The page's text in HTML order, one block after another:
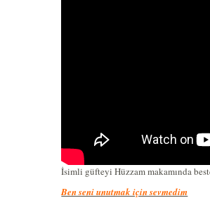
İsimli güfteyi Hüzzam makamında
Ben seni unutmak için sevmedim